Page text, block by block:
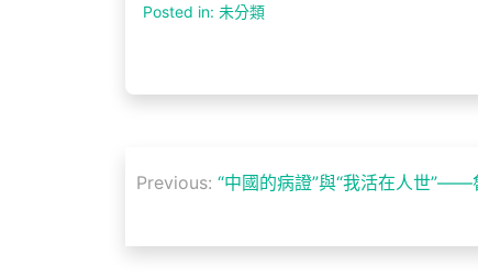
Posted in: 未分類
文
導
Previous: “中國的病證”與“我活在人世”——